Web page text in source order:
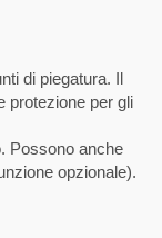
di piegatura. Il
protezione per gli
Possono anche
opzionale).